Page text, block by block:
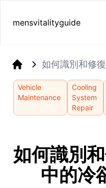
mensvitalityguide
如何識別和修
Vehicle
Maintenance
Cooling
System
Repair
如何識別
中的冷